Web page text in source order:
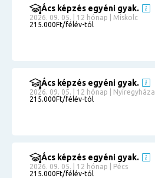
Ács képzés egyéni gyak.
2026. 09. 05. | 12 hónap | Miskolc
215.000Ft/félév-tól
Ács képzés egyéni gyak.
2026. 09. 05. | 12 hónap | Nyíregyháza
215.000Ft/félév-tól
Ács képzés egyéni gyak.
2026. 09. 05. | 12 hónap | Pécs
215.000Ft/félév-tól